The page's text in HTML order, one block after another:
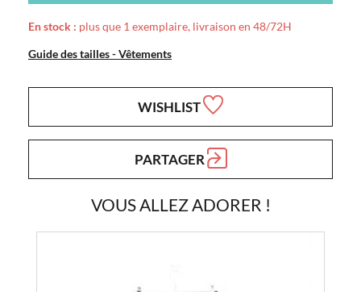
En stock : plus que 1 exemplaire, livraison en 48/72H
Guide des tailles - Vêtements
WISHLIST
PARTAGER
VOUS ALLEZ ADORER !